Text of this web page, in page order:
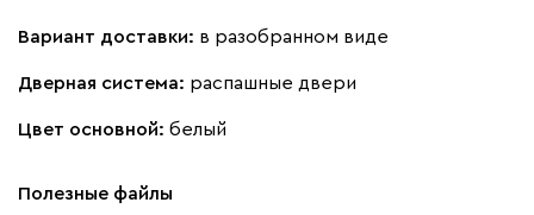
Вариант доставки: в разобранном виде
Дверная система: распашные двери
Цвет основной: белый
Полезные файлы